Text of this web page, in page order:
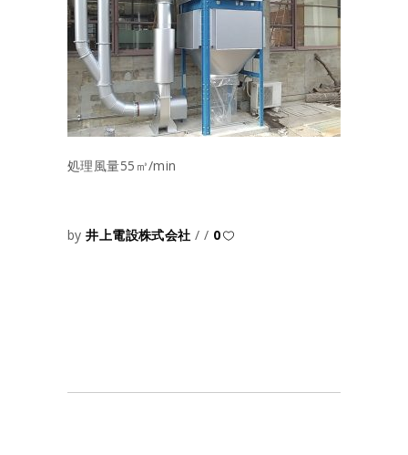
処理風量55㎥/min
by井上電設株式会社 0